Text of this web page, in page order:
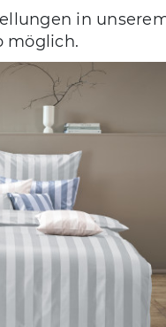
in
möglich.